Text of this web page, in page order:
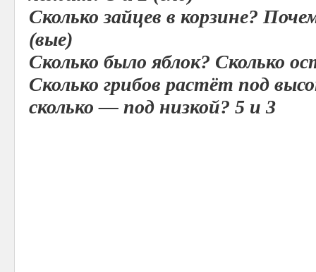
Сколько зайцев в корзине?
(вые)
Сколько было яблок? Сколько
Сколько грибов растёт под
сколько — под низкой? 5 и 3